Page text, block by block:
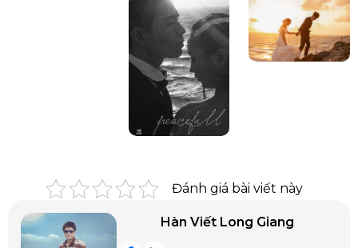
Đánh giá bài viết này
Hàn Viết Long Giang